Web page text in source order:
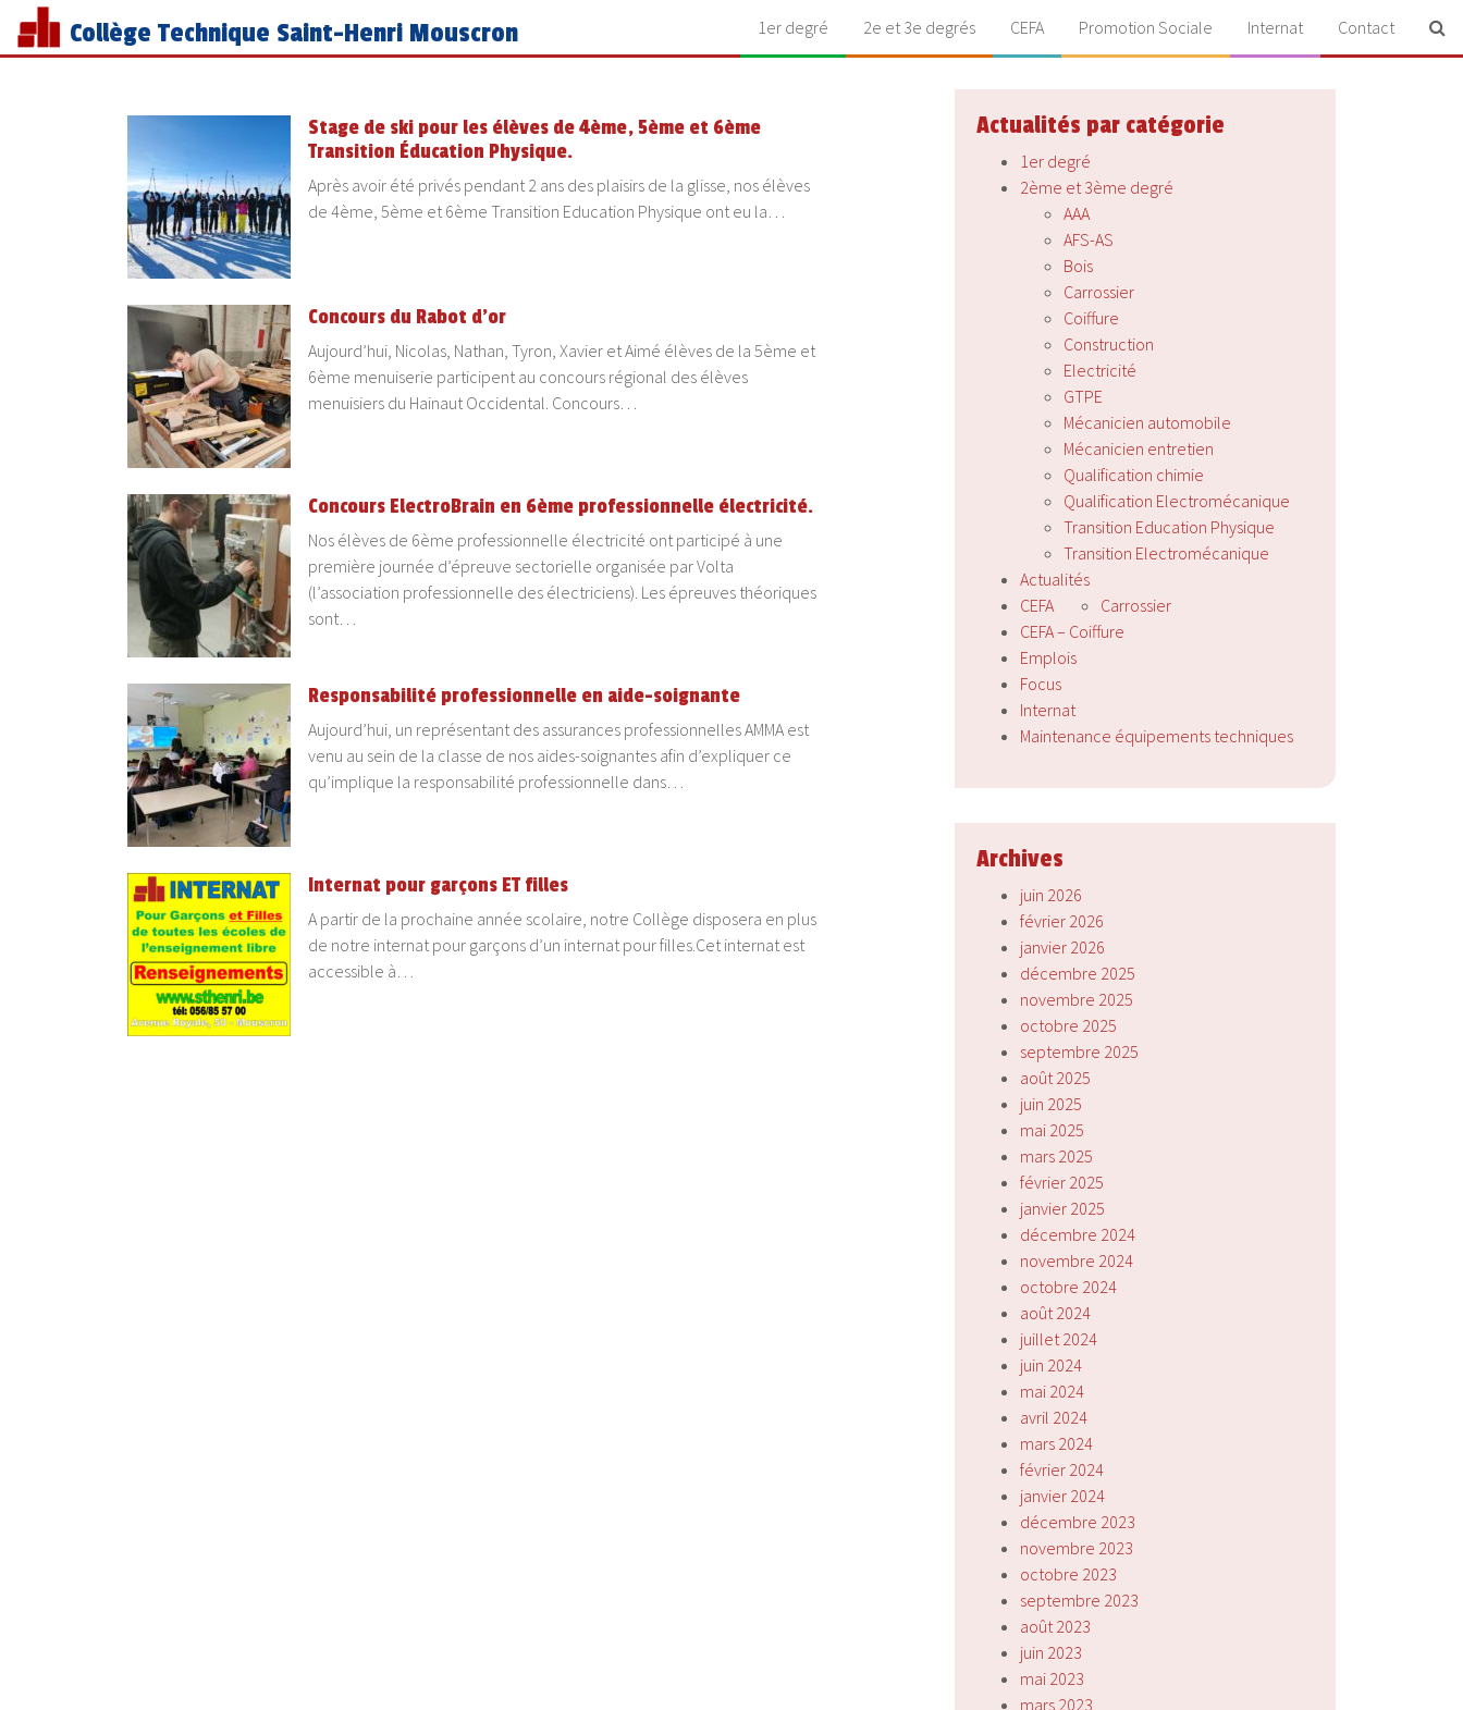
Collège Technique Saint-Henri Mouscron 1er degré 2e et 3e degrés CEFA Promotion Sociale Internat Contact
Stage de ski pour les élèves de 4ème, 5ème et 6ème
Transition Éducation Physique.
Après avoir été privés pendant 2 ans des plaisirs de la glisse, nos élèves
de 4ème, 5ème et 6ème Transition Education Physique ont eu la…
Concours du Rabot d’or
Aujourd’hui, Nicolas, Nathan, Tyron, Xavier et Aimé élèves de la 5ème et
6ème menuiserie participent au concours régional des élèves
menuisiers du Hainaut Occidental. Concours…
Concours ElectroBrain en 6ème professionnelle électricité.
Nos élèves de 6ème professionnelle électricité ont participé à une
première journée d’épreuve sectorielle organisée par Volta
(l’association professionnelle des électriciens). Les épreuves théoriques
sont…
Responsabilité professionnelle en aide-soignante
Aujourd’hui, un représentant des assurances professionnelles AMMA est
venu au sein de la classe de nos aides-soignantes afin d’expliquer ce
qu’implique la responsabilité professionnelle dans…
Internat pour garçons ET filles
A partir de la prochaine année scolaire, notre Collège disposera en plus
de notre internat pour garçons d’un internat pour filles.Cet internat est
accessible à…
Actualités par catégorie
1er degré
2ème et 3ème degré
AAA
AFS-AS
Bois
Carrossier
Coiffure
Construction
Electricité
GTPE
Mécanicien automobile
Mécanicien entretien
Qualification chimie
Qualification Electromécanique
Transition Education Physique
Transition Electromécanique
Actualités
CEFA
Carrossier
CEFA – Coiffure
Emplois
Focus
Internat
Maintenance équipements techniques
Archives
juin 2026
février 2026
janvier 2026
décembre 2025
novembre 2025
octobre 2025
septembre 2025
août 2025
juin 2025
mai 2025
mars 2025
février 2025
janvier 2025
décembre 2024
novembre 2024
octobre 2024
août 2024
juillet 2024
juin 2024
mai 2024
avril 2024
mars 2024
février 2024
janvier 2024
décembre 2023
novembre 2023
octobre 2023
septembre 2023
août 2023
juin 2023
mai 2023
mars 2023